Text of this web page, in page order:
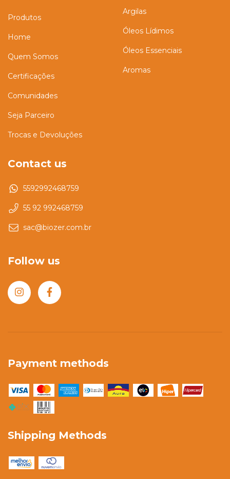
Produtos
Home
Quem Somos
Certificações
Comunidades
Seja Parceiro
Trocas e Devoluções
Argilas
Óleos Lídimos
Óleos Essenciais
Aromas
Contact us
5592992468759
55 92 992468759
sac@biozer.com.br
Follow us
Payment methods
Shipping Methods